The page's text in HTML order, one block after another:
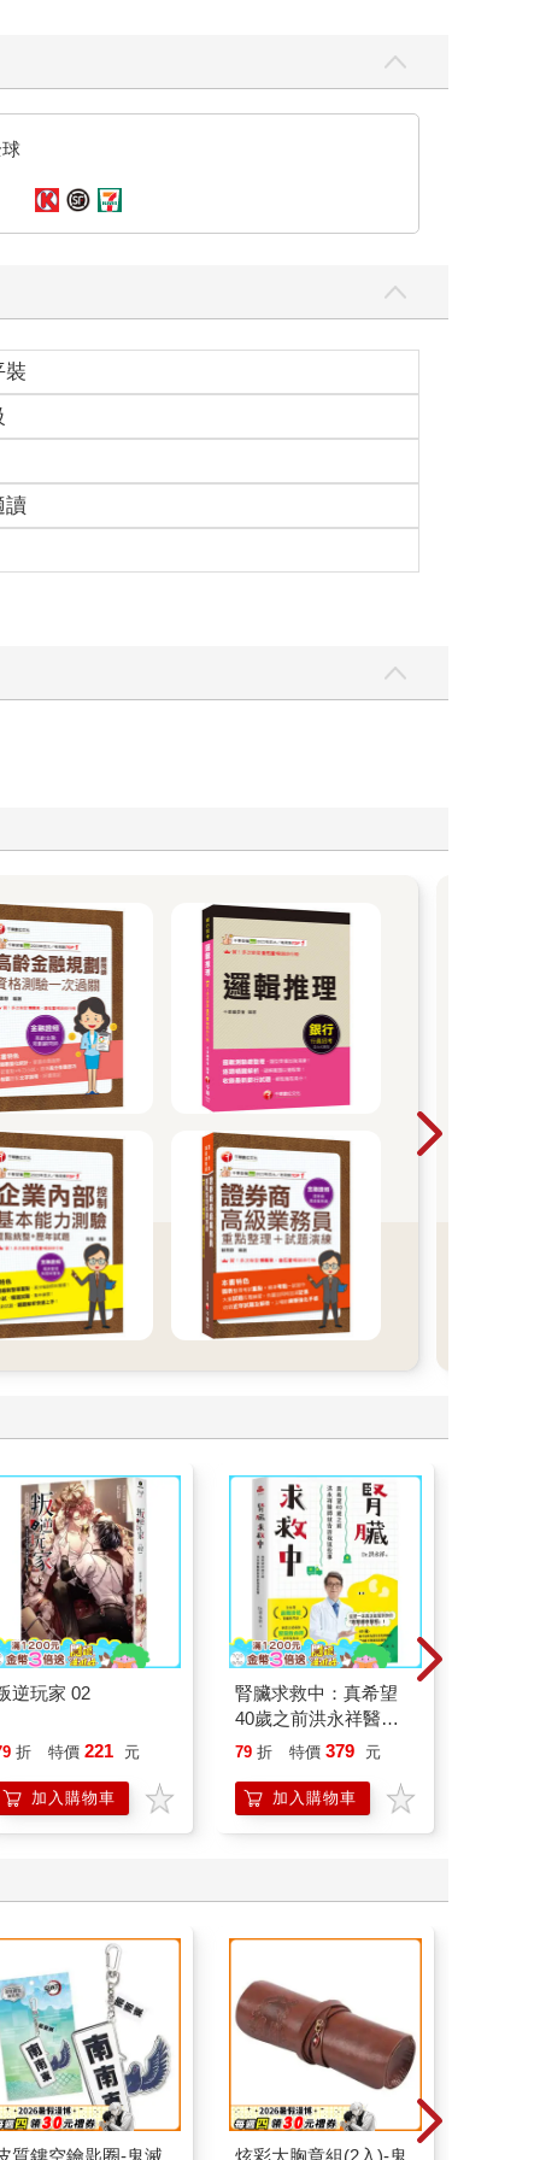
裝
讀
逆玩家 02
折 特價 221 元
加入購物車
腎臟求救中：真希望
40歲之前洪永祥醫師
就告訴我這些事
79 折 特價 379 元
加入購物車
質鏤空鑰匙圈-鬼滅 炫彩大胸章組(2入)-鬼